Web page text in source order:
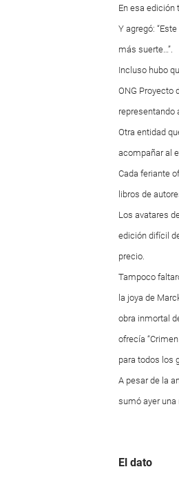
En esa edición
Y agregó:
más suerte…”.
Incluso hubo
ONG Proyecto
representando
Otra entidad
acompañar al
Cada feriante
libros de
Los avatares
edición difícil
precio.
Tampoco
la joya de
obra inmortal
ofrecía
para todos los
A pesar de la
sumó ayer una
El dato